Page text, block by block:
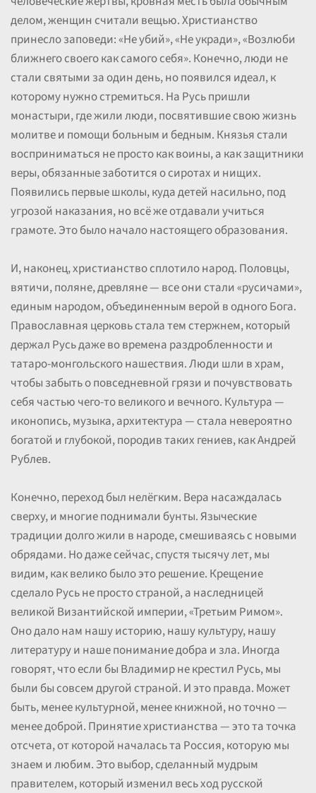
делом, женщин считали вещью. Христианство
принесло заповеди: «Не убий», «Не укради», «Возлюби
ближнего своего как самого себя». Конечно, люди не
стали святыми за один день, но появился идеал, к
которому нужно стремиться. На Русь пришли
монастыри, где жили люди, посвятившие свою жизнь
молитве и помощи больным и бедным. Князья стали
восприниматься не просто как воины, а как защитники
веры, обязанные заботится о сиротах и нищих.
Появились первые школы, куда детей насильно, под
угрозой наказания, но всё же отдавали учиться
грамоте. Это было начало настоящего образования.
И, наконец, христианство сплотило народ. Половцы,
вятичи, поляне, древляне — все они стали «русичами»,
единым народом, объединенным верой в одного Бога.
Православная церковь стала тем стержнем, который
держал Русь даже во времена раздробленности и
татаро-монгольского нашествия. Люди шли в храм,
чтобы забыть о повседневной грязи и почувствовать
себя частью чего-то великого и вечного. Культура —
иконопись, музыка, архитектура — стала невероятно
богатой и глубокой, породив таких гениев, как Андрей
Рублев.
Конечно, переход был нелёгким. Вера насаждалась
сверху, и многие поднимали бунты. Языческие
традиции долго жили в народе, смешиваясь с новыми
обрядами. Но даже сейчас, спустя тысячу лет, мы
видим, как велико было это решение. Крещение
сделало Русь не просто страной, а наследницей
великой Византийской империи, «Третьим Римом».
Оно дало нам нашу историю, нашу культуру, нашу
литературу и наше понимание добра и зла. Иногда
говорят, что если бы Владимир не крестил Русь, мы
были бы совсем другой страной. И это правда. Может
быть, менее культурной, менее книжной, но точно —
менее доброй. Принятие христианства — это та точка
отсчета, от которой началась та Россия, которую мы
знаем и любим. Это выбор, сделанный мудрым
правителем, который изменил весь ход русской